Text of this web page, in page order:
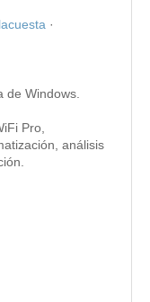
·
de Windows.
Pro,
análisis